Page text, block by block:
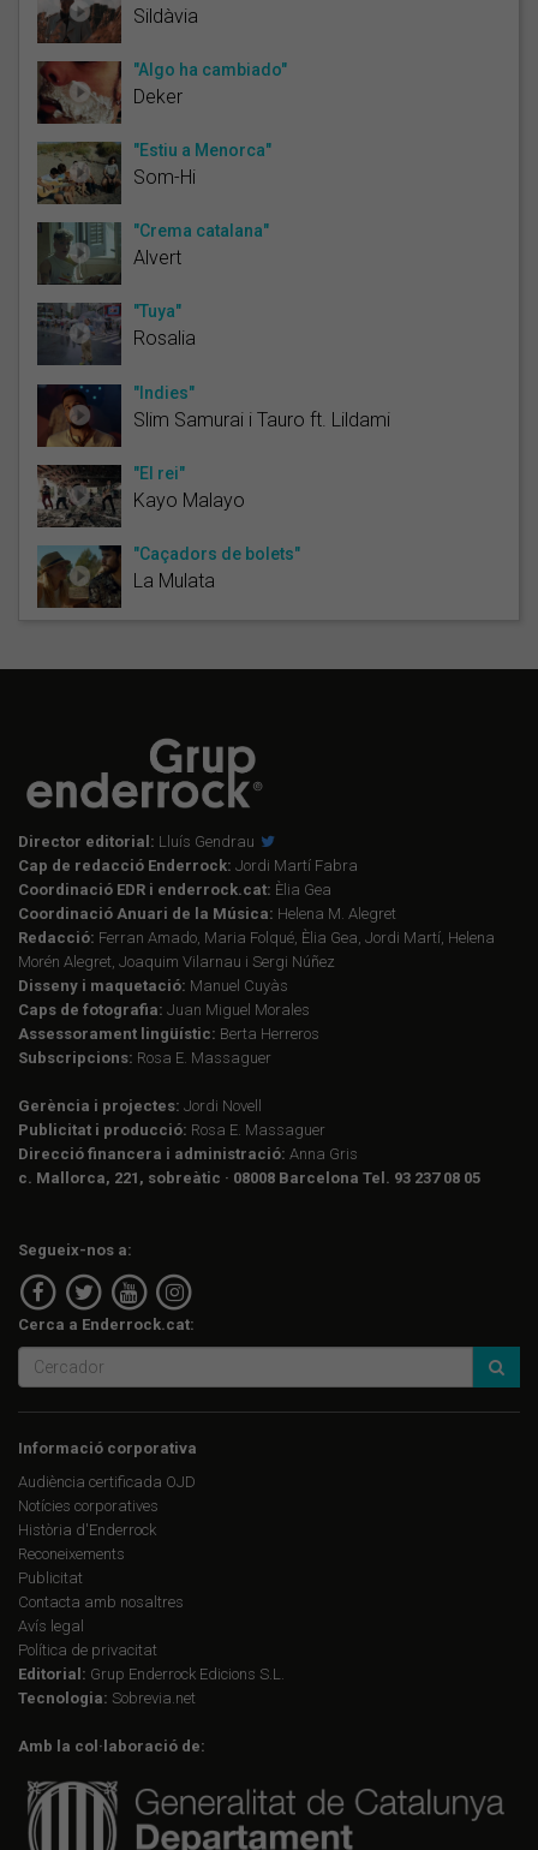
Sildàvia
"Algo ha cambiado"
Deker
"Estiu a Menorca"
Som-Hi
"Crema catalana"
Alvert
"Tuya"
Rosalia
"Indies"
Slim Samurai i Tauro ft. Lildami
"El rei"
Kayo Malayo
"Caçadors de bolets"
La Mulata
Director editorial: Lluís Gendrau
Cap de redacció Enderrock: Jordi Martí Fabra
Coordinació EDR i enderrock.cat: Èlia Gea
Coordinació Anuari de la Música: Helena M. Alegret
Redacció: Ferran Amado, Maria Folqué, Èlia Gea, Jordi Martí, Helena
Morén Alegret, Joaquim Vilarnau i Sergi Núñez
Disseny i maquetació: Manuel Cuyàs
Caps de fotografia: Juan Miguel Morales
Assessorament lingüístic: Berta Herreros
Subscripcions: Rosa E. Massaguer
Gerència i projectes: Jordi Novell
Publicitat i producció: Rosa E. Massaguer
Direcció financera i administració: Anna Gris
c. Mallorca, 221, sobreàtic · 08008 Barcelona Tel. 93 237 08 05
Segueix-nos a:
Cerca a Enderrock.cat:
Informació corporativa
Audiència certificada OJD
Notícies corporatives
Història d'Enderrock
Reconeixements
Publicitat
Contacta amb nosaltres
Avís legal
Política de privacitat
Editorial: Grup Enderrock Edicions S.L.
Tecnologia: Sobrevia.net
Amb la col·laboració de: